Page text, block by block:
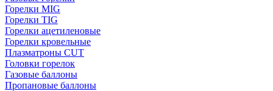
Горелки MIG
Горелки TIG
Горелки ацетиленовые
Горелки кровельные
Плазматроны CUT
Головки горелок
Газовые баллоны
Пропановые баллоны